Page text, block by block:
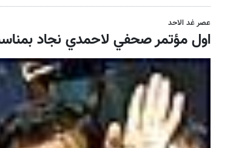
عصر غد الاحد
اول مؤتمر صحفي لاحمدي نجاد